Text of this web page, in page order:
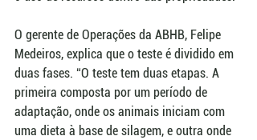
O gerente de Operações da ABHB, Felipe
Medeiros, explica que o teste é dividido em
duas fases. “O teste tem duas etapas. A
primeira composta por um período de
adaptação, onde os animais iniciam com
uma dieta à base de silagem, e outra onde